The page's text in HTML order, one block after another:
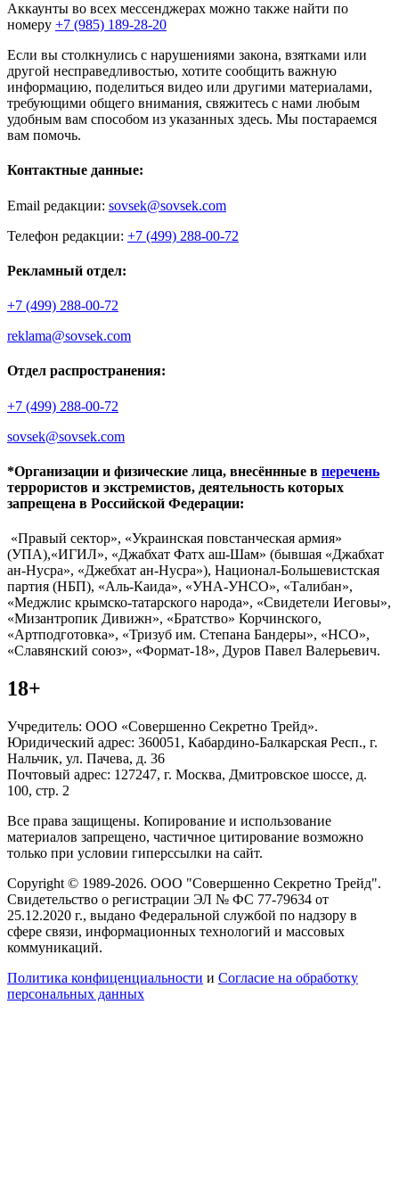
Аккаунты во всех мессенджерах можно также найти по
номеру +7 (985) 189-28-20
Если вы столкнулись с нарушениями закона, взятками или
другой несправедливостью, хотите сообщить важную
информацию, поделиться видео или другими материалами,
требующими общего внимания, свяжитесь с нами любым
удобным вам способом из указанных здесь. Мы постараемся
вам помочь.
Контактные данные:
Email редакции: sovsek@sovsek.com
Телефон редакции: +7 (499) 288-00-72
Рекламный отдел:
+7 (499) 288-00-72
reklama@sovsek.com
Отдел распространения:
+7 (499) 288-00-72
sovsek@sovsek.com
*Организации и физические лица, внесённные в перечень
террористов и экстремистов, деятельность которых
запрещена в Российской Федерации:
«Правый сектор», «Украинская повстанческая армия»
(УПА),«ИГИЛ», «Джабхат Фатх аш-Шам» (бывшая «Джабхат
ан-Нусра», «Джебхат ан-Нусра»), Национал-Большевистская
партия (НБП), «Аль-Каида», «УНА-УНСО», «Талибан»,
«Меджлис крымско-татарского народа», «Свидетели Иеговы»,
«Мизантропик Дивижн», «Братство» Корчинского,
«Артподготовка», «Тризуб им. Степана Бандеры», «НСО»,
«Славянский союз», «Формат-18», Дуров Павел Валерьевич.
18+
Учредитель: ООО «Совершенно Секретно Трейд».
Юридический адрес: 360051, Кабардино-Балкарская Респ., г.
Нальчик, ул. Пачева, д. 36
Почтовый адрес: 127247, г. Москва, Дмитровское шоссе, д.
100, стр. 2
Все права защищены. Копирование и использование
материалов запрещено, частичное цитирование возможно
только при условии гиперссылки на сайт.
Copyright © 1989-2026. ООО "Совершенно Секретно Трейд".
Свидетельство о регистрации ЭЛ № ФС 77-79634 от
25.12.2020 г., выдано Федеральной службой по надзору в
сфере связи, информационных технологий и массовых
коммуникаций.
Политика конфиценциальности и Согласие на обработку
персональных данных